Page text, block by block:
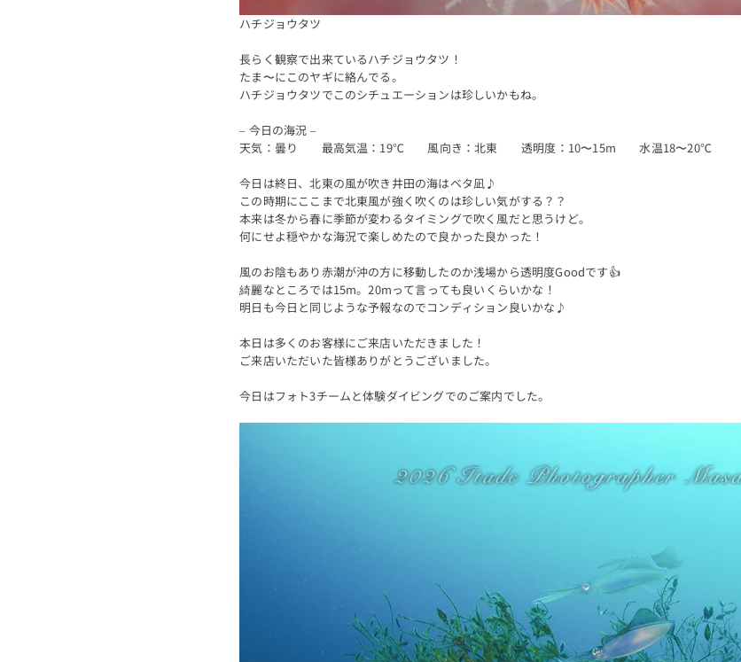
ハチジョウタツ
長らく観察で出来ているハチジョウタツ！
たま〜にこのヤギに絡んでる。
ハチジョウタツでこのシチュエーションは珍しいかもね。
– 今日の海況 –
天気：曇り 最高気温：19℃ 風向き：北東 透明度：10〜15m 水温18〜20℃
今日は終日、北東の風が吹き井田の海はベタ凪♪
この時期にここまで北東風が強く吹くのは珍しい気がする？？
本来は冬から春に季節が変わるタイミングで吹く風だと思うけど。
何にせよ穏やかな海況で楽しめたので良かった良かった！
風のお陰もあり赤潮が沖の方に移動したのか浅場から透明度Goodです👍
綺麗なところでは15m。20mって言っても良いくらいかな！
明日も今日と同じような予報なのでコンディション良いかな♪
本日は多くのお客様にご来店いただきました！
ご来店いただいた皆様ありがとうございました。
今日はフォト3チームと体験ダイビングでのご案内でした。